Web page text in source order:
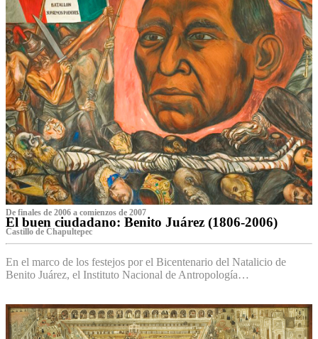
De finales de 2006 a comienzos de 2007
El buen ciudadano: Benito Juárez (1806-2006)
Castillo de Chapultepec
En el marco de los festejos por el Bicentenario del Natalicio de
Benito Juárez, el Instituto Nacional de Antropología…